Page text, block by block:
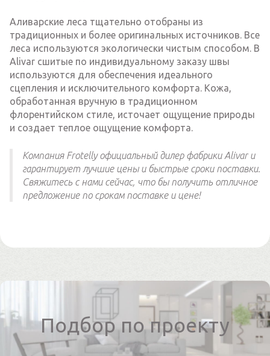
Аливарские леса тщательно отобраны из
традиционных и более оригинальных источников. Все
леса используются экологически чистым способом. В
Alivar сшитые по индивидуальному заказу швы
используются для обеспечения идеального
сцепления и исключительного комфорта. Кожа,
обработанная вручную в традиционном
флорентийском стиле, источает ощущение природы
и создает теплое ощущение комфорта.
Компания Frotelly официальный дилер фабрики Alivar и
гарантирует лучшие цены и быстрые сроки поставки.
Свяжитесь с нами сейчас, что бы получить отличное
предложение по срокам поставке и цене!
Подбор по проекту